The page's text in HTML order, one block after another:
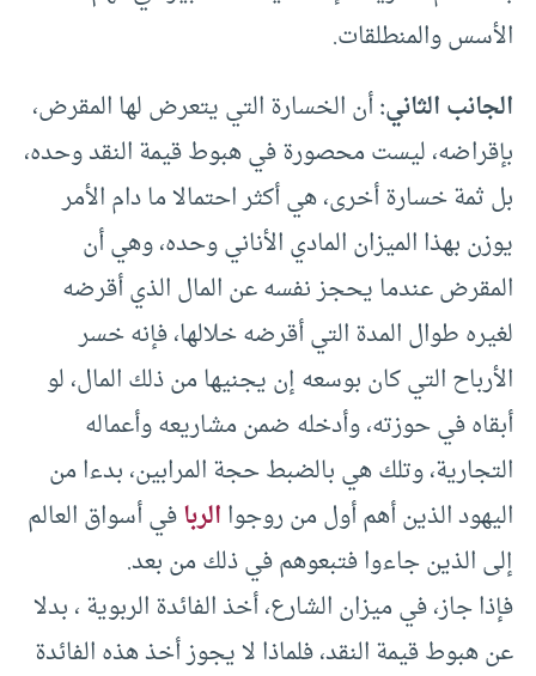
الأسس والمنطلقات.
الجانب الثاني:أن الخسارة التي يتعرض لها المقرض،
بإقراضه، ليست محصورة في هبوط قيمة النقد وحده،
بل ثمة خسارة أخرى، هي أكثر احتمالا ما دام الأمر
يوزن بهذا الميزان المادي الأناني وحده، وهي أن
المقرض عندما يحجز نفسه عن المال الذي أقرضه
لغيره طوال المدة التي أقرضه خلالها، فإنه خسر
الأرباح التي كان بوسعه إن يجنيها من ذلك المال، لو
أبقاه في حوزته، وأدخله ضمن مشاريعه وأعماله
التجارية، وتلك هي بالضبط حجة المرابين، بدءا من
اليهود الذين أهم أول من روجواالربافي أسواق العالم
إلى الذين جاءوا فتبعوهم في ذلك من بعد.
فإذا جاز، في ميزان الشارع، أخذ الفائدة الربوية ، بدلا
عن هبوط قيمة النقد، فلماذا لا يجوز أخذ هذه الفائدة